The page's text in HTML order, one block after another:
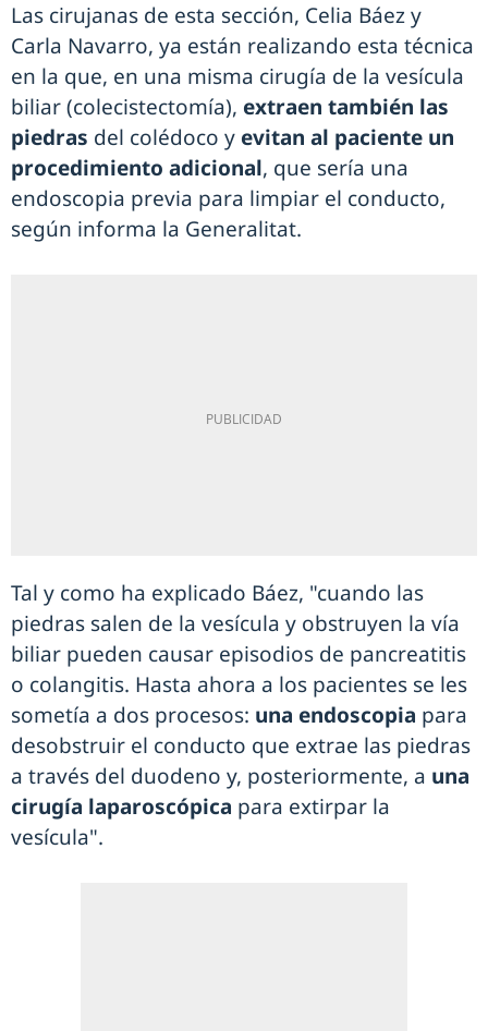
Las cirujanas de esta sección, Celia Báez y
Carla Navarro, ya están realizando esta técnica
en la que, en una misma cirugía de la vesícula
biliar (colecistectomía), extraen también las
piedras del colédoco y evitan al paciente un
procedimiento adicional, que sería una
endoscopia previa para limpiar el conducto,
según informa la Generalitat.
Tal y como ha explicado Báez, "cuando las
piedras salen de la vesícula y obstruyen la vía
biliar pueden causar episodios de pancreatitis
o colangitis. Hasta ahora a los pacientes se les
sometía a dos procesos: una endoscopia para
desobstruir el conducto que extrae las piedras
a través del duodeno y, posteriormente, a una
cirugía laparoscópica para extirpar la
vesícula".